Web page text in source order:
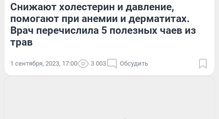
Снижают холестерин и давление,
помогают при анемии и дерматитах.
Врач перечислила 5 полезных чаев из
трав
1 сентября, 2023, 17:00 3 003 Обсудить